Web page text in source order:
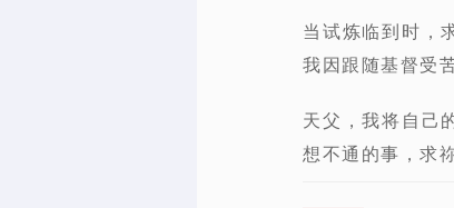
当试炼临到时，
我因跟随基督受
天父，我将自己
想不通的事，求